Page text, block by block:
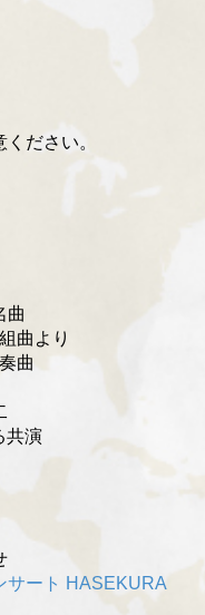
ださい。
曲
曲より
曲
共演
サート HASEKURA